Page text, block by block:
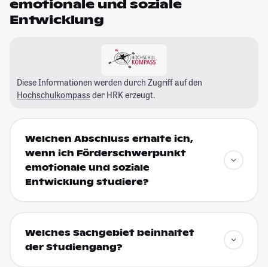
emotionale und soziale
Entwicklung
Diese Informationen werden durch Zugriff auf den
Hochschulkompass der HRK erzeugt.
Welchen Abschluss erhalte ich,
wenn ich Förderschwerpunkt
emotionale und soziale
Entwicklung studiere?
Welches Sachgebiet beinhaltet
der Studiengang?